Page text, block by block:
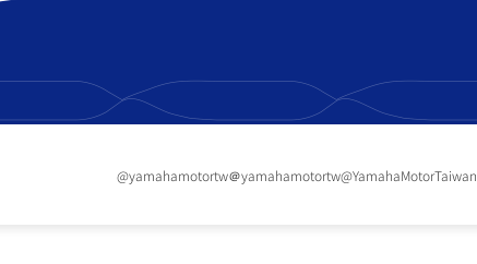
@yamahamotortw＠yamahamotortw@YamahaMotorTaiwan